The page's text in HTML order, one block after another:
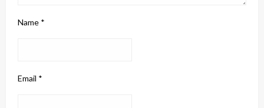
Name *
Email *